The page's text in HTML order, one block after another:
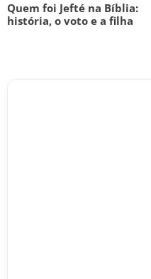
Quem foi Jefté na Bíblia:
história, o voto e a filha